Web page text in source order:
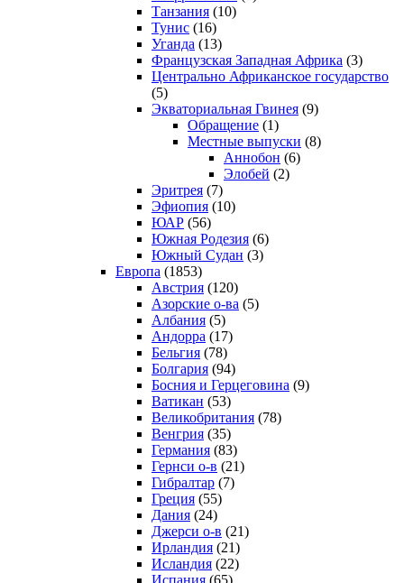
Танзания (10)
Тунис (16)
Уганда (13)
Французская Западная Африка (3)
Центрально Африканское государство
(5)
Экваториальная Гвинея (9)
Обращение (1)
Местные выпуски (8)
Аннобон (6)
Элобей (2)
Эритрея (7)
Эфиопия (10)
ЮАР (56)
Южная Родезия (6)
Южный Судан (3)
Европа (1853)
Австрия (120)
Азорские о-ва (5)
Албания (5)
Андорра (17)
Бельгия (78)
Болгария (94)
Босния и Герцеговина (9)
Ватикан (53)
Великобритания (78)
Венгрия (35)
Германия (83)
Гернси о-в (21)
Гибралтар (7)
Греция (55)
Дания (24)
Джерси о-в (21)
Ирландия (21)
Исландия (22)
Испания (65)